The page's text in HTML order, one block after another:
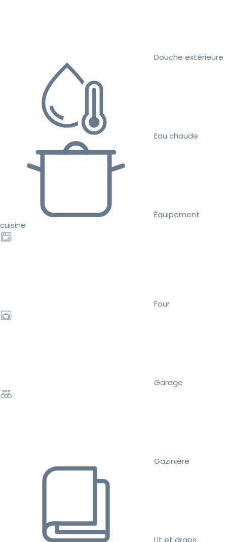
Douche extérieure
Eau chaude
Équipement
cuisine
Four
Garage
Gazinière
Lit et draps